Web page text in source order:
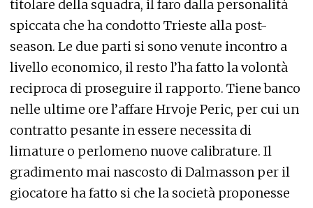
titolare della squadra, il faro dalla personalità
spiccata che ha condotto Trieste alla post-
season. Le due parti si sono venute incontro a
livello economico, il resto l’ha fatto la volontà
reciproca di proseguire il rapporto. Tiene banco
nelle ultime ore l’affare Hrvoje Peric, per cui un
contratto pesante in essere necessita di
limature o perlomeno nuove calibrature. Il
gradimento mai nascosto di Dalmasson per il
giocatore ha fatto si che la società proponesse